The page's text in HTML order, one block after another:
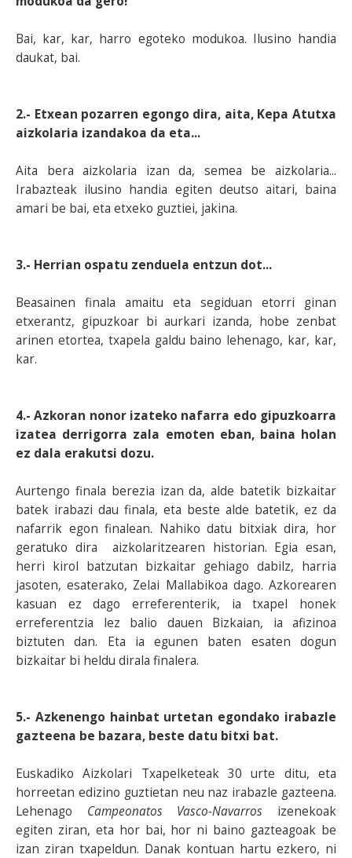
Bai, kar, kar, harro egoteko modukoa. Ilusino handia
daukat, bai.
2.- Etxean pozarren egongo dira, aita, Kepa Atutxa
aizkolaria izandakoa da eta...
Aita bera aizkolaria izan da, semea be aizkolaria...
Irabazteak ilusino handia egiten deutso aitari, baina
amari be bai, eta etxeko guztiei, jakina.
3.- Herrian ospatu zenduela entzun dot...
Beasainen finala amaitu eta segiduan etorri ginan
etxerantz, gipuzkoar bi aurkari izanda, hobe zenbat
arinen etortea, txapela galdu baino lehenago, kar, kar,
kar.
4.- Azkoran nonor izateko nafarra edo gipuzkoarra
izatea derrigorra zala emoten eban, baina holan
ez dala erakutsi dozu.
Aurtengo finala berezia izan da, alde batetik bizkaitar
batek irabazi dau finala, eta beste alde batetik, ez da
nafarrik egon finalean. Nahiko datu bitxiak dira, hor
geratuko dira aizkolaritzearen historian. Egia esan,
herri kirol batzutan bizkaitar gehiago dabilz, harria
jasoten, esaterako, Zelai Mallabikoa dago. Azkorearen
kasuan ez dago erreferenterik, ia txapel honek
erreferentzia lez balio dauen Bizkaian, ia afizinoa
biztuten dan. Eta ia egunen baten esaten dogun
bizkaitar bi heldu dirala finalera.
5.- Azkenengo hainbat urtetan egondako irabazle
gazteena be bazara, beste datu bitxi bat.
Euskadiko Aizkolari Txapelketeak 30 urte ditu, eta
horreetan edizino guztietan neu naz irabazle gazteena.
Lehenago Campeonatos Vasco-Navarros izenekoak
egiten ziran, eta hor bai, hor ni baino gazteagoak be
izan ziran txapeldun. Danak kontuan hartu ezkero, ni